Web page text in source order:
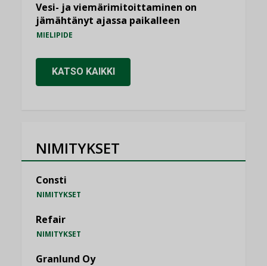
Vesi- ja viemärimitoittaminen on
jämähtänyt ajassa paikalleen
MIELIPIDE
KATSO KAIKKI
NIMITYKSET
Consti
NIMITYKSET
Refair
NIMITYKSET
Granlund Oy